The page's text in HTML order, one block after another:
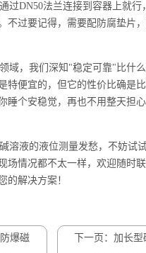
过DN50法兰连接到容器上就行
不过要记得，需要配防腐垫片
域，我们深知"稳定可靠"比什么
特便宜的，但它的性价比确是
个安稳觉，再也不用整天担
溶液的液位测量发愁，不妨试
场情况都不太一样，欢迎随时联
的解决方案！
爆磁
下一页：加长